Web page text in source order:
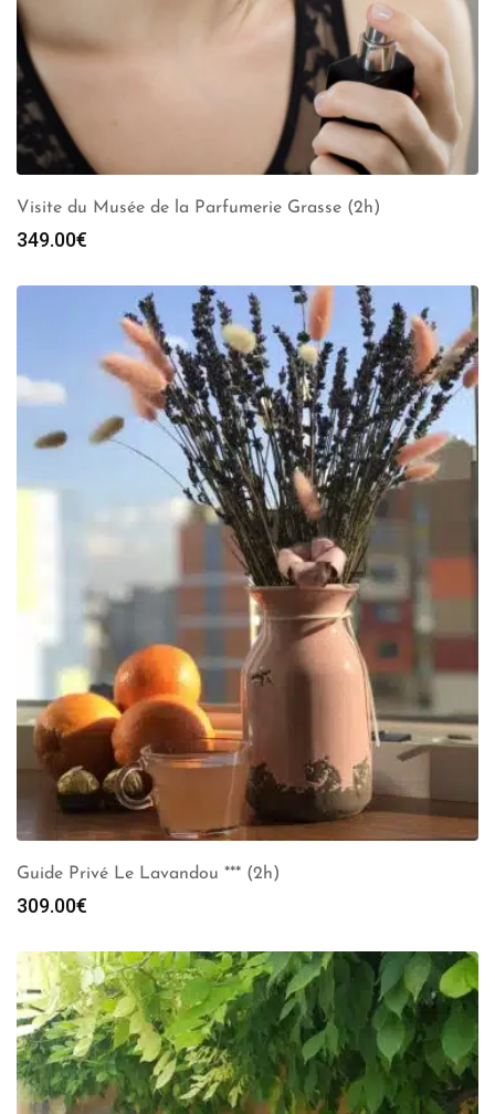
Visite du Musée de la Parfumerie Grasse (2h)
349.00€
Guide Privé Le Lavandou *** (2h)
309.00€